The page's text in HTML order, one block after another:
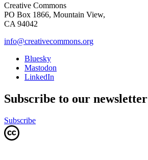
Creative Commons
PO Box 1866, Mountain View,
CA 94042
info@creativecommons.org
Bluesky
Mastodon
LinkedIn
Subscribe to our newsletter
Subscribe